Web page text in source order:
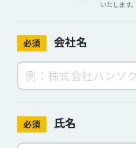
いたします。
必須 会社名
必須 氏名